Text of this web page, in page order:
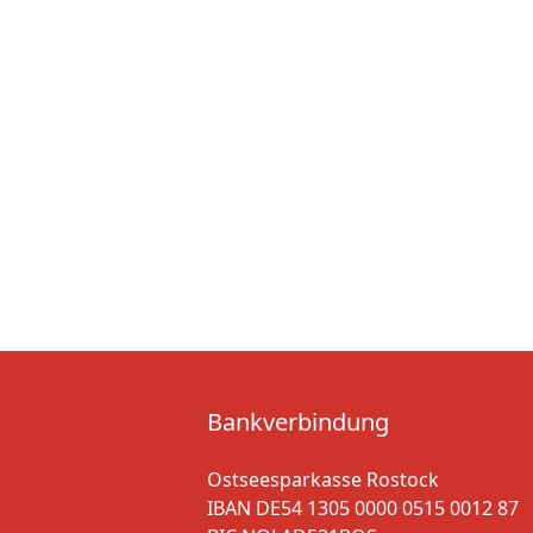
Bankverbindung
Ostseesparkasse Rostock
IBAN DE54 1305 0000 0515 0012 87